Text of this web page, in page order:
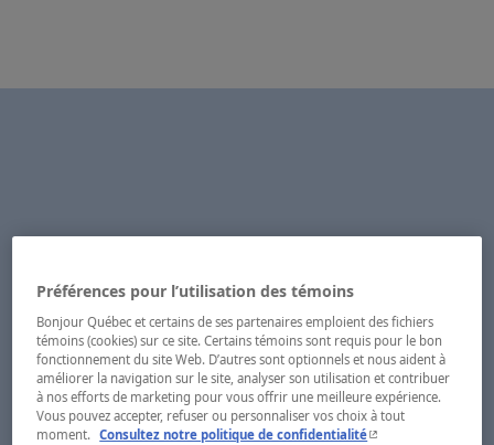
Préférences pour l’utilisation des témoins
Bonjour Québec et certains de ses partenaires emploient des fichiers
témoins (cookies) sur ce site. Certains témoins sont requis pour le bon
fonctionnement du site Web. D’autres sont optionnels et nous aident à
améliorer la navigation sur le site, analyser son utilisation et contribuer
à nos efforts de marketing pour vous offrir une meilleure expérience.
Vous pouvez accepter, refuser ou personnaliser vos choix à tout
moment. Consultez notre politique de confidentialité- Cet hyperlien